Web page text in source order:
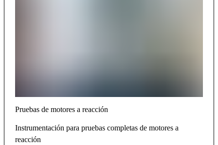
Pruebas de motores a reacción
Instrumentación para pruebas completas de motores a
reacción